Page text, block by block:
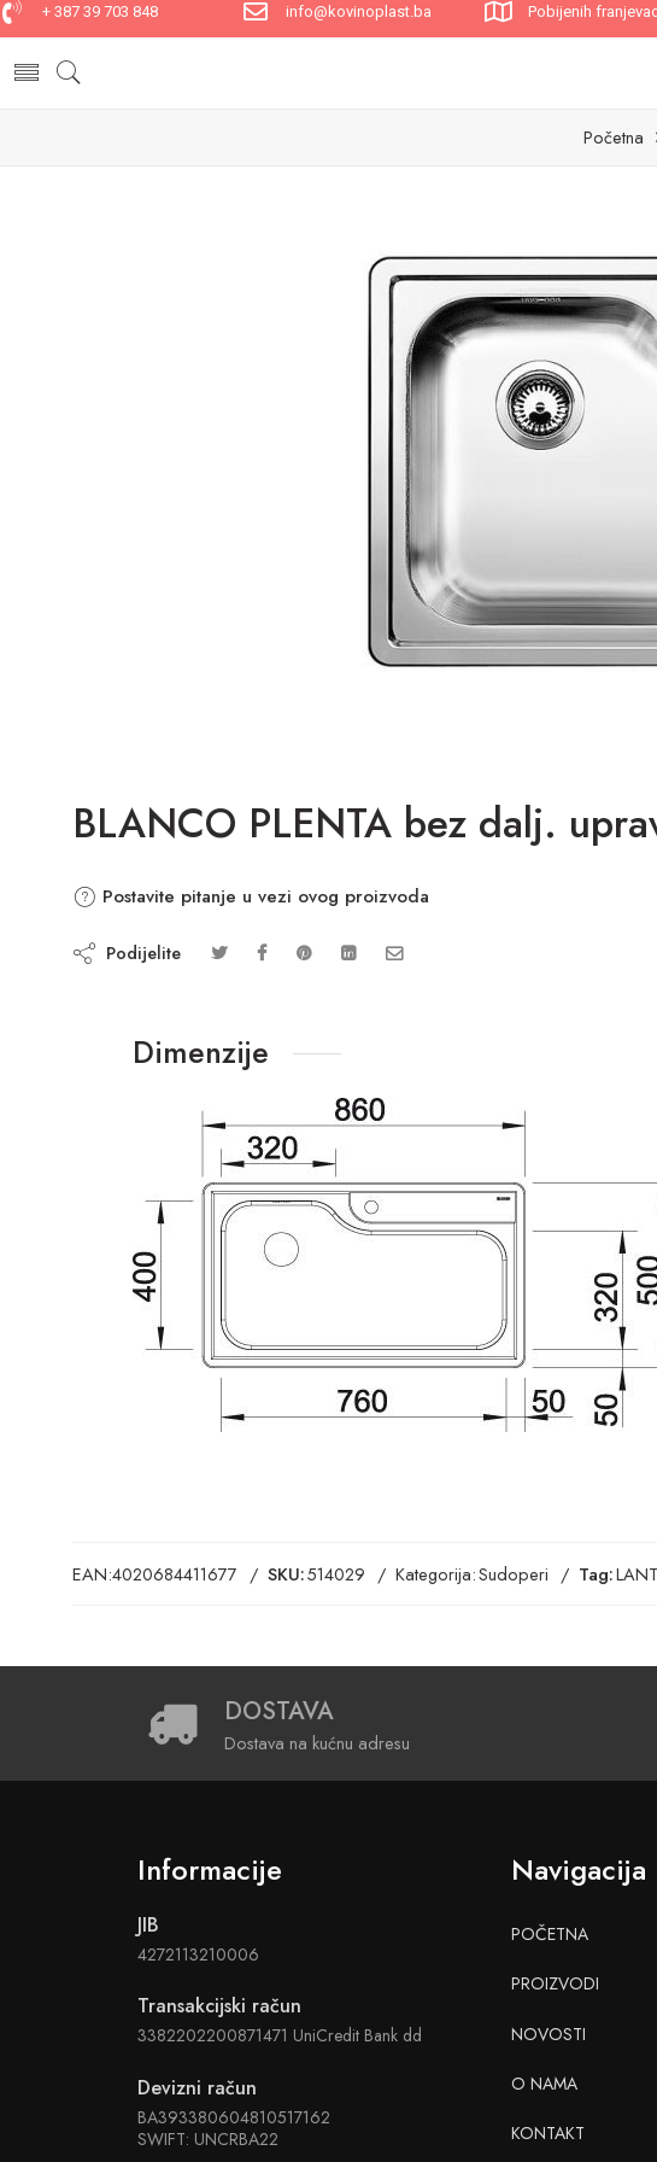
+ 387 39 703 848 info@kovinoplast.ba Pobijenih
Početna
BLANCO PLENTA bez dalj.
Postavite pitanje u vezi ovog proizvoda
Podijelite
Dimenzije
EAN:4020684411677 SKU:514029 Kategorija:Sudoperi Tag:
DOSTAVA
Dostava na kućnu adresu
Informacije
JIB
4272113210006
Transakcijski račun
3382202200871471 UniCredit Bank dd
Devizni račun
BA393380604810517162
SWIFT: UNCRBA22
Navigacija
POČETNA
PROIZVODI
NOVOSTI
O NAMA
KONTAKT